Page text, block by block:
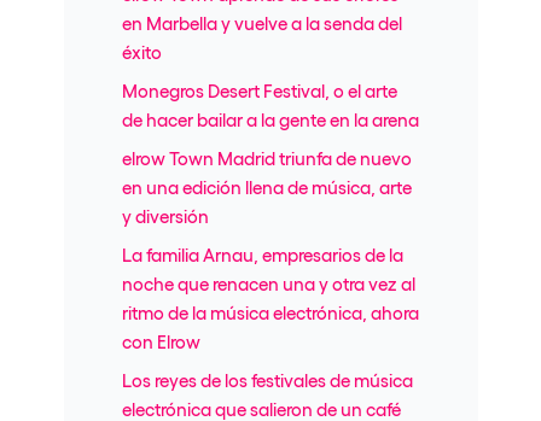
en Marbella y vuelve a la senda del
éxito
Monegros Desert Festival, o el arte
de hacer bailar a la gente en la arena
elrow Town Madrid triunfa de nuevo
en una edición llena de música, arte
y diversión
La familia Arnau, empresarios de la
noche que renacen una y otra vez al
ritmo de la música electrónica, ahora
con Elrow
Los reyes de los festivales de música
electrónica que salieron de un café